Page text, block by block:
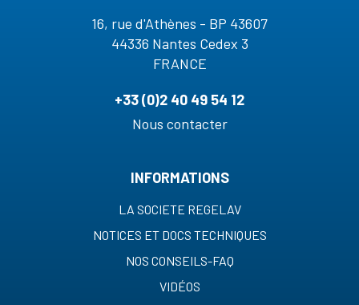
16, rue d'Athènes - BP 43607
44336 Nantes Cedex 3
FRANCE
+33 (0)2 40 49 54 12
Nous contacter
INFORMATIONS
LA SOCIETE REGELAV
NOTICES ET DOCS TECHNIQUES
NOS CONSEILS-FAQ
VIDÉOS